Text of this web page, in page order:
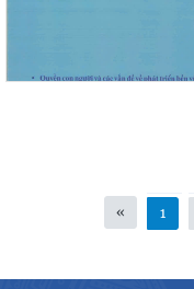
« 1